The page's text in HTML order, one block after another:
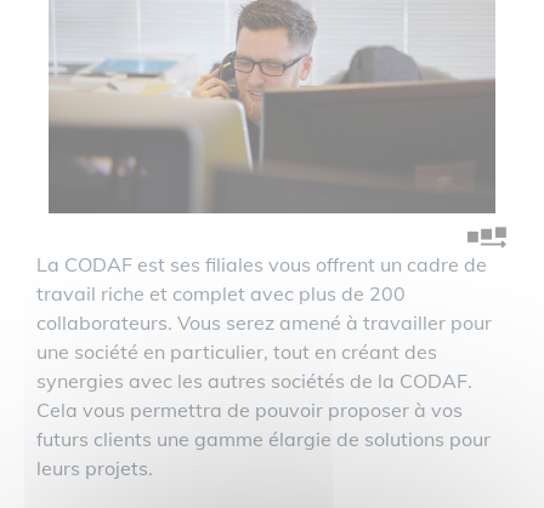
La CODAF est ses filiales vous offrent un cadre de
travail riche et complet avec plus de 200
collaborateurs. Vous serez amené à travailler pour
une société en particulier, tout en créant des
synergies avec les autres sociétés de la CODAF.
Cela vous permettra de pouvoir proposer à vos
futurs clients une gamme élargie de solutions pour
leurs projets.